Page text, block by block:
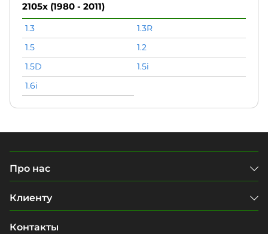
2105x (1980 - 2011)
1.3
1.3R
1.5
1.2
1.5D
1.5i
1.6i
Про нас
Клиенту
Контакты